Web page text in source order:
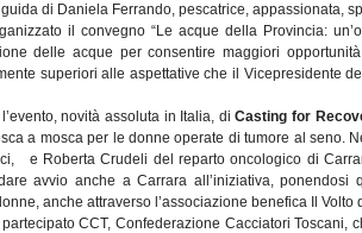
di Daniela Ferrando, pescatrice, appassionata,
il convegno “Le acque della Provincia:
delle acque per consentire maggiori
superiori alle aspettative che il Vicepresidente
novità assoluta in Italia, diCasting for
a mosca per le donne operate di tumore al seno.
e Roberta Crudeli del reparto oncologico di
avvio anche a Carrara all’iniziativa, ponendosi
anche attraverso l’associazione benefica Il
CCT, Confederazione Cacciatori Toscani,